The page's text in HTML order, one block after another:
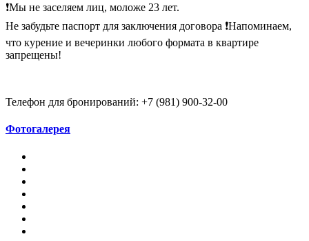
❗️Мы не заселяем лиц, моложе 23 лет.
Не забудьте паспорт для заключения договора ❗️Напоминаем,
что курение и вечеринки любого формата в квартире
запрещены!
Телефон для бронирований: +7 (981) 900-32-00
Фотогалерея